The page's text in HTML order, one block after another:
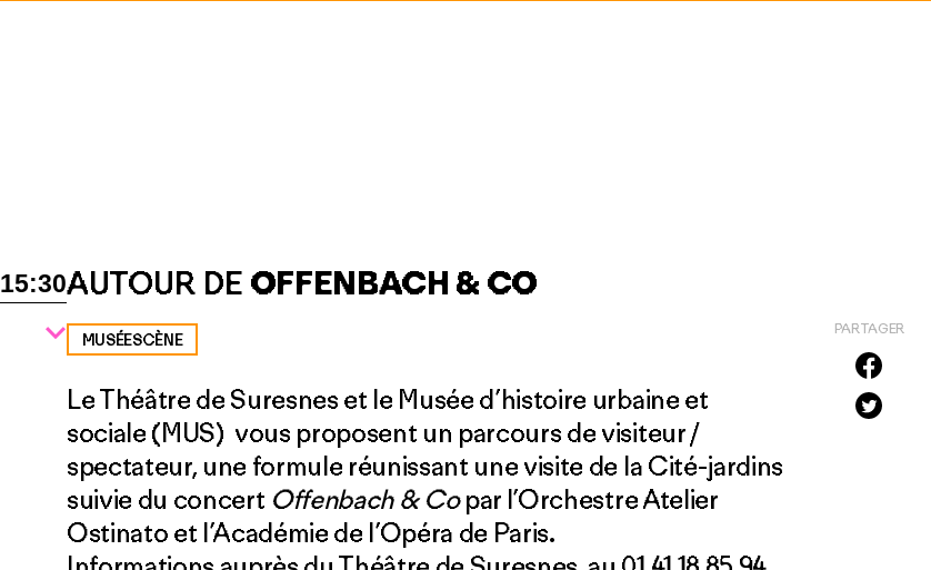
PARTAGER
15:30AUTOUR DE OFFENBACH & CO
MUSÉESCÈNE
Le Théâtre de Suresnes et le Musée d’histoire urbaine et
sociale (MUS) vous proposent un parcours de visiteur /
spectateur, une formule réunissant une visite de la Cité-jardins
suivie du concert Offenbach & Copar l’Orchestre Atelier
Ostinato et l’Académie de l’Opéra de Paris.